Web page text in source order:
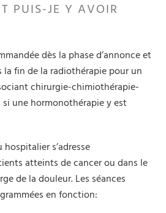
PUIS-JE Y AVOIR
dès la phase d’annonce et
la fin de la radiothérapie pour un
chirurgie-chimiothérapie-
une hormonothérapie y est
s’adresse
atteints de cancer ou dans le
de la douleur. Les séances
en fonction: